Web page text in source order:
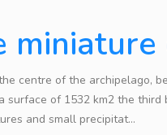
centre of the archipelago,
of 1532 km2 the
and small precipitat...